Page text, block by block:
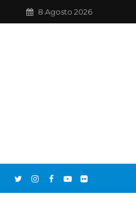
8 Agosto 2026